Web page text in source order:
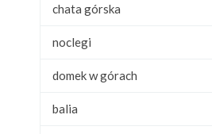
chata górska
noclegi
domek w górach
balia